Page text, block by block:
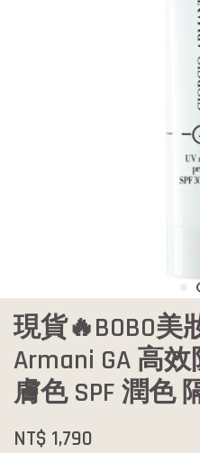
現貨🔥BOBO美
Armani GA 高
膚色 SPF 潤色
NT$ 1,790